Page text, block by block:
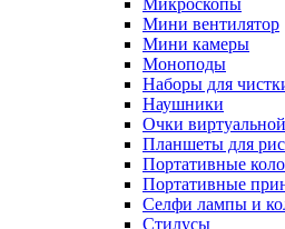
Микроскопы
Мини вентилятор
Мини камеры
Моноподы
Наборы для
Наушники
Очки
Планшеты для
Портативные
Портативные
Селфи лампы и
Стилусы